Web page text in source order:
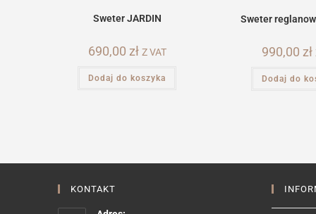
Sweter JARDIN
690,00 zł Z VAT
Dodaj do koszyka
Sweter
990,00 zł
Dodaj do
KONTAKT